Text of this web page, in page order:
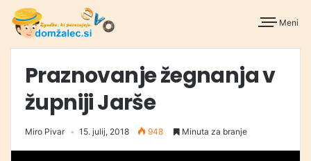
Meni
Praznovanje žegnanja v
župniji Jarše
Miro Pivar 15. julij, 2018 948 Minuta za branje